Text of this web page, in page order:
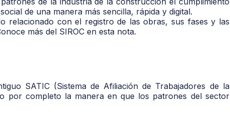
de una manera más sencilla, rápida y digital.
relacionado con el registro de las obras, sus fases y las
más del SIROC en esta nota.
SATIC (Sistema de Afiliación de Trabajadores de la
por completo la manera en que los patrones del sector